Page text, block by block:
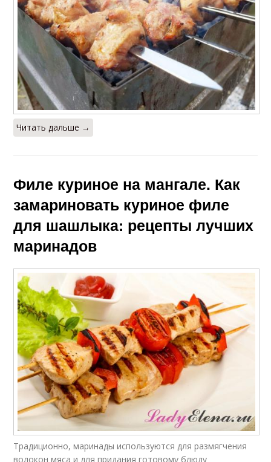
Маринад для
вкусного и
Куриный шашлык
Маринад с соевым
соусом
Шашлык из куриных
крылышек
Крылышки в
Маринад с соево-
Читать дальше →
Филе куриное на мангале. Как
замариновать куриное филе
для шашлыка: рецепты лучших
маринадов
Традиционно, маринады используются для размягчения
волокон мяса и для придания готовому блюду